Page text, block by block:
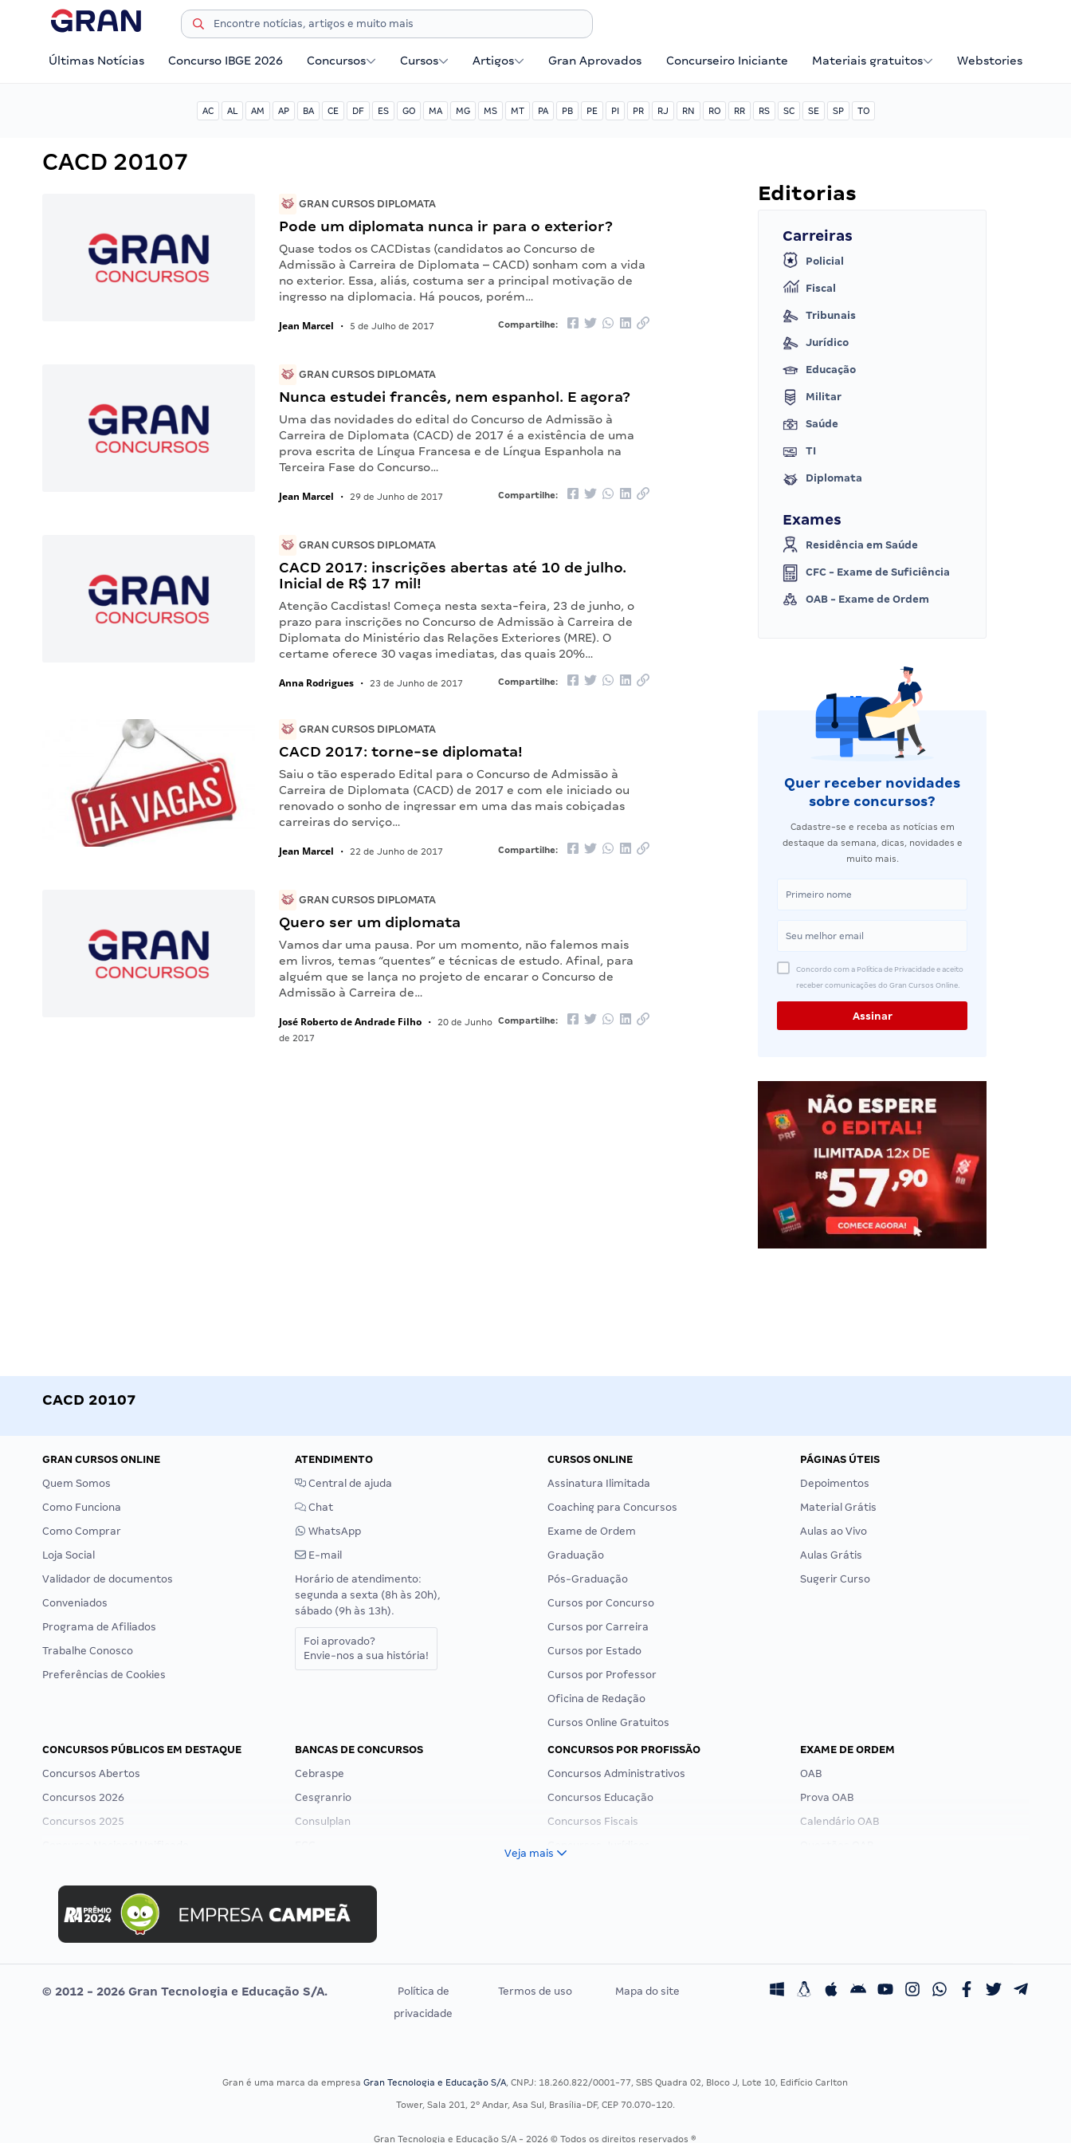
Últimas Notícias Concurso IBGE 2026 Concursos Cursos Artigos Gran Aprovados Concurseiro Iniciante Materiais gratuitos Webstories
AC AL AM AP BA CE DF ES GO MA MG MS MT PA PB PE PI PR RJ RN RO RR RS SC SE SP TO
CACD 20107
GRAN CURSOS DIPLOMATA
Pode um diplomata nunca ir para o exterior?
Quase todos os CACDistas (candidatos ao Concurso de
Admissão à Carreira de Diplomata – CACD) sonham com a vida
no exterior. Essa, aliás, costuma ser a principal motivação de
ingresso na diplomacia. Há poucos, porém…
Jean Marcel • 5 de Julho de 2017 Compartilhe:
GRAN CURSOS DIPLOMATA
Nunca estudei francês, nem espanhol. E agora?
Uma das novidades do edital do Concurso de Admissão à
Carreira de Diplomata (CACD) de 2017 é a existência de uma
prova escrita de Língua Francesa e de Língua Espanhola na
Terceira Fase do Concurso…
Jean Marcel • 29 de Junho de 2017 Compartilhe:
GRAN CURSOS DIPLOMATA
CACD 2017: inscrições abertas até 10 de julho.
Inicial de R$ 17 mil!
Atenção Cacdistas! Começa nesta sexta-feira, 23 de junho, o
prazo para inscrições no Concurso de Admissão à Carreira de
Diplomata do Ministério das Relações Exteriores (MRE). O
certame oferece 30 vagas imediatas, das quais 20%…
Anna Rodrigues • 23 de Junho de 2017 Compartilhe:
GRAN CURSOS DIPLOMATA
CACD 2017: torne-se diplomata!
Saiu o tão esperado Edital para o Concurso de Admissão à
Carreira de Diplomata (CACD) de 2017 e com ele iniciado ou
renovado o sonho de ingressar em uma das mais cobiçadas
carreiras do serviço…
Jean Marcel • 22 de Junho de 2017 Compartilhe:
GRAN CURSOS DIPLOMATA
Quero ser um diplomata
Vamos dar uma pausa. Por um momento, não falemos mais
em livros, temas “quentes” e técnicas de estudo. Afinal, para
alguém que se lança no projeto de encarar o Concurso de
Admissão à Carreira de…
José Roberto de Andrade Filho •
20 de Junho
de 2017
Compartilhe:
Editorias
Carreiras
Policial
Fiscal
Tribunais
Jurídico
Educação
Militar
Saúde
TI
Diplomata
Exames
Residência em Saúde
CFC - Exame de Suficiência
OAB - Exame de Ordem
Quer receber novidades
sobre concursos?
Cadastre-se e receba as notícias em
destaque da semana, dicas, novidades e
muito mais.
Concordo com a Política de Privacidade e aceito
receber comunicações do Gran Cursos Online.
CACD 20107
GRAN CURSOS ONLINE
Quem Somos
Como Funciona
Como Comprar
Loja Social
Validador de documentos
Conveniados
Programa de Afiliados
Trabalhe Conosco
Preferências de Cookies
ATENDIMENTO
Central de ajuda
Chat
WhatsApp
E-mail
Horário de atendimento:
segunda a sexta (8h às 20h),
sábado (9h às 13h).
Foi aprovado?
Envie-nos a sua história!
CURSOS ONLINE
Assinatura Ilimitada
Coaching para Concursos
Exame de Ordem
Graduação
Pós-Graduação
Cursos por Concurso
Cursos por Carreira
Cursos por Estado
Cursos por Professor
Oficina de Redação
Cursos Online Gratuitos
PÁGINAS ÚTEIS
Depoimentos
Material Grátis
Aulas ao Vivo
Aulas Grátis
Sugerir Curso
CONCURSOS PÚBLICOS EM DESTAQUE
Concursos Abertos
Concursos 2026
Concursos 2025
Concurso MPU
Editais publicados
BANCAS DE CONCURSOS
Cebraspe
Cesgranrio
Consulplan
Selecon
Uniase
Vunesp
CONCURSOS POR PROFISSÃO
Concursos Administrativos
Concursos Educação
Concursos Fiscais
Residência Multiprofissional
EXAME DE ORDEM
OAB
Prova OAB
Calendário OAB
Veja mais
© 2012 - 2026 Gran Tecnologia e Educação S/A.
Política de
privacidade
Termos de uso Mapa do site
Gran é uma marca da empresaGran Tecnologia e Educação S/A, CNPJ: 18.260.822/0001-77, SBS Quadra 02, Bloco J, Lote 10, Edifício Carlton
Tower, Sala 201, 2º Andar, Asa Sul, Brasília-DF, CEP 70.070-120.
Gran Tecnologia e Educação S/A - 2026 © Todos os direitos reservados ®